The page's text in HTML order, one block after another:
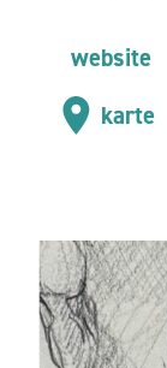
website
karte